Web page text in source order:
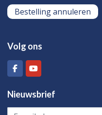
Bestelling annuleren
Volg ons
Nieuwsbrief